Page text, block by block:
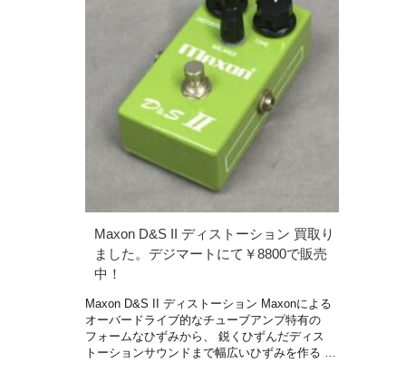
Maxon D&S II ディストーション 買取り
ました。デジマートにて￥8800で販売
中！
Maxon D&S II ディストーション Maxonによる
オーバードライブ的なチューブアンプ特有の
フォームなひずみから、 鋭くひずんだディス
トーションサウンドまで幅広いひずみを作る …